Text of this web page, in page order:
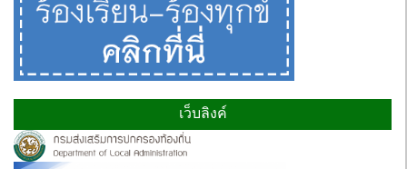
เว็บลิงค์